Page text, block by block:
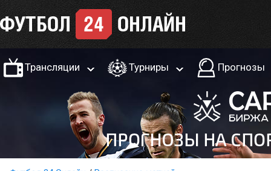
Трансляции Турниры Прогнозы